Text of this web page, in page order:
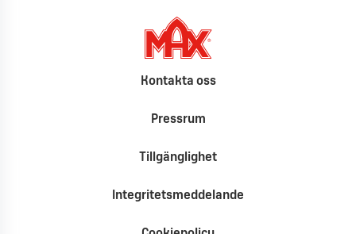
Kontakta oss
Pressrum
Tillgänglighet
Integritetsmeddelande